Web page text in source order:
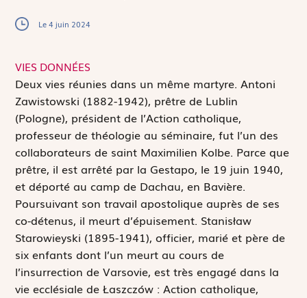
Le 4 juin 2024
VIES DONNÉES
Deux vies réunies dans un même martyre. Antoni
Zawistowski (1882-1942), prêtre de Lublin
(Pologne), président de l’Action catholique,
professeur de théologie au séminaire, fut l’un des
collaborateurs de saint Maximilien Kolbe. Parce que
prêtre, il est arrêté par la Gestapo, le 19 juin 1940,
et déporté au camp de Dachau, en Bavière.
Poursuivant son travail apostolique auprès de ses
co-détenus, il meurt d’épuisement. Stanisław
Starowieyski (1895-1941), officier, marié et père de
six enfants dont l’un meurt au cours de
l’insurrection de Varsovie, est très engagé dans la
vie ecclésiale de Łaszczów : Action catholique,